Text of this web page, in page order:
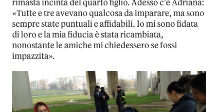
rimasta incinta del quarto figlio. Adesso c’è Adriana:
«Tutte e tre avevano qualcosa da imparare, ma sono
sempre state puntuali e affidabili. Io mi sono fidata
di loro e la mia fiducia è stata ricambiata,
nonostante le amiche mi chiedessero se fossi
impazzita».